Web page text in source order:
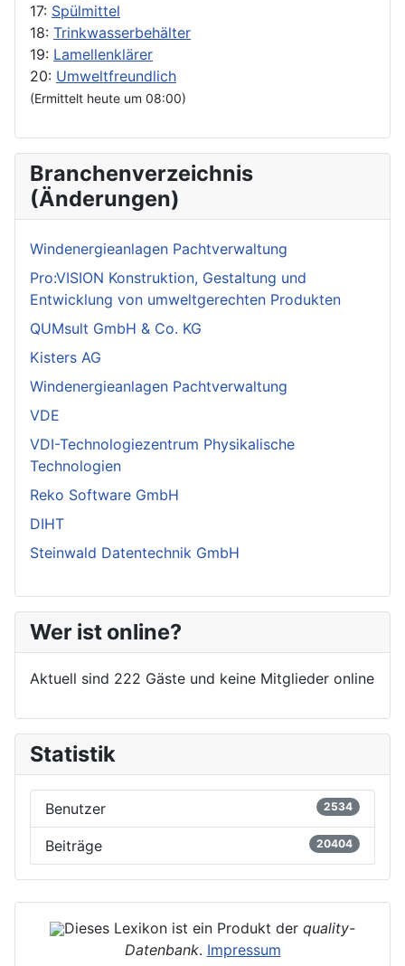
17: Spülmittel
18: Trinkwasserbehälter
19: Lamellenklärer
20: Umweltfreundlich
(Ermittelt heute um 08:00)
Branchenverzeichnis
(Änderungen)
Windenergieanlagen Pachtverwaltung
Pro:VISION Konstruktion, Gestaltung und
Entwicklung von umweltgerechten Produkten
QUMsult GmbH & Co. KG
Kisters AG
Windenergieanlagen Pachtverwaltung
VDE
VDI-Technologiezentrum Physikalische
Technologien
Reko Software GmbH
DIHT
Steinwald Datentechnik GmbH
Wer ist online?
Aktuell sind 222 Gäste und keine Mitglieder online
Statistik
Benutzer 2534
Beiträge 20404
Dieses Lexikon ist ein Produkt der quality-
Datenbank. Impressum